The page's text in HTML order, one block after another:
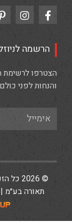
הרשמה
הצטרפו לרשימת
והנחות לפני
תאורה בע״מ |